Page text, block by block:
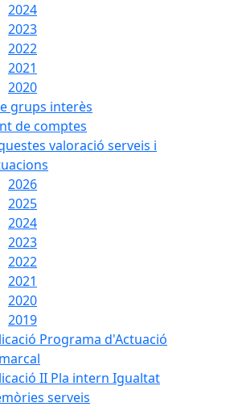
2024
2023
2022
2021
2020
grups interès
de comptes
valoració serveis i
2026
2025
2024
2023
2022
2021
2020
2019
Programa d'Actuació
II Pla intern Igualtat
serveis